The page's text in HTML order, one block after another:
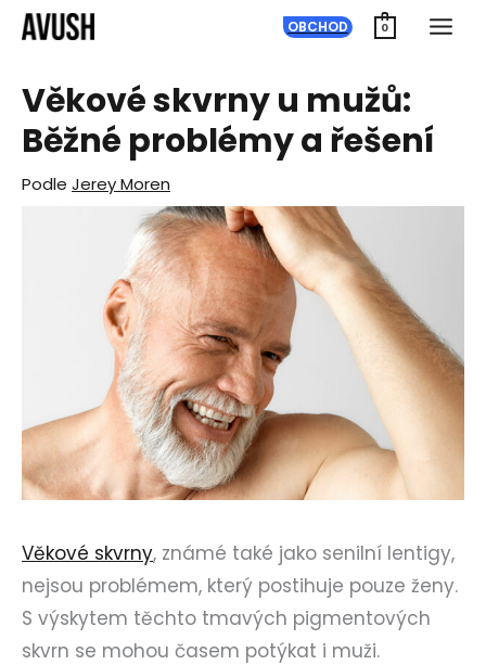
Přeskočit
na
obsah
OBCHOD 0
Věkové skvrny u mužů:
Běžné problémy a řešení
Podle Jerey Moren
Věkové skvrny, známé také jako senilní lentigy,
nejsou problémem, který postihuje pouze ženy.
S výskytem těchto tmavých pigmentových
skvrn se mohou časem potýkat i muži.